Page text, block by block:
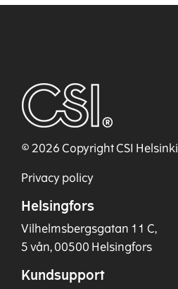
© 2026 Copyright CSI Helsinki
Privacy policy
Helsingfors
Vilhelmsbergsgatan 11 C,
5 vån, 00500 Helsingfors
Kundsupport